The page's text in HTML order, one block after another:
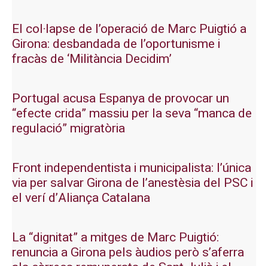
El col·lapse de l’operació de Marc Puigtió a
Girona: desbandada de l’oportunisme i
fracàs de ‘Militància Decidim’
Portugal acusa Espanya de provocar un
“efecte crida” massiu per la seva “manca de
regulació” migratòria
Front independentista i municipalista: l’única
via per salvar Girona de l’anestèsia del PSC i
el verí d’Aliança Catalana
La “dignitat” a mitges de Marc Puigtió:
renuncia a Girona pels àudios però s’aferra